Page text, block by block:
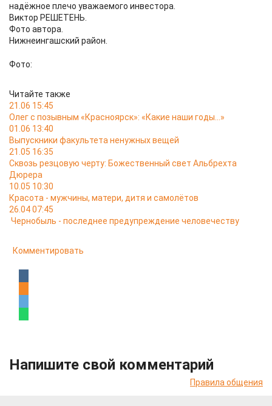
надёжное плечо уважаемого инвестора.
Виктор РЕШЕТЕНЬ.
Фото автора.
Нижнеингашский район.
Фото:
Читайте также
21.06 15:45
Олег с позывным «Красноярск»: «Какие наши годы…»
01.06 13:40
Выпускники факультета ненужных вещей
21.05 16:35
Сквозь резцовую черту: Божественный свет Альбрехта
Дюрера
10.05 10:30
Красота - мужчины, матери, дитя и самолётов
26.04 07:45
Чернобыль - последнее предупреждение человечеству
Комментировать
Напишите свой комментарий
Правила общения